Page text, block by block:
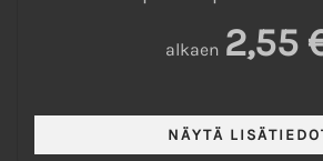
alkaen 2,55